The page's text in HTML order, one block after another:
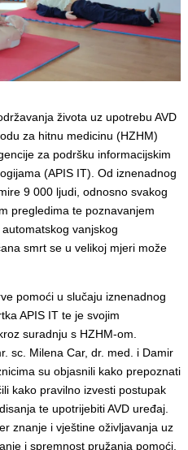
života uz upotrebu AVD
za hitnu medicinu (HZHM)
za podršku informacijskim
(APIS IT). Od iznenadnog
9 000 ljudi, odnosno svakog
pregledima te poznavanjem
vanjskog
smrt se u velikoj mjeri može
pomoći u slučaju iznenadnog
APIS IT te je svojim
suradnju s HZHM-om.
sc. Milena Car, dr. med. i Damir
su objasnili kako prepoznati
kako pravilno izvesti postupak
te upotrijebiti AVD uređaj.
znanje i vještine oživljavanja uz
i spremnost pružanja pomoći,